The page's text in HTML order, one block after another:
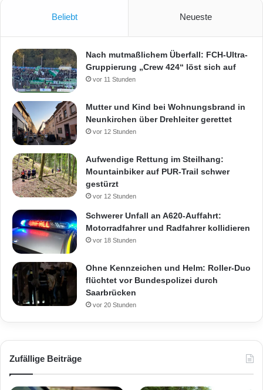
Beliebt Neueste
Nach mutmaßlichem Überfall: FCH-Ultra-
Gruppierung „Crew 424“ löst sich auf
vor 11 Stunden
Mutter und Kind bei Wohnungsbrand in
Neunkirchen über Drehleiter gerettet
vor 12 Stunden
Aufwendige Rettung im Steilhang:
Mountainbiker auf PUR-Trail schwer
gestürzt
vor 12 Stunden
Schwerer Unfall an A620-Auffahrt:
Motorradfahrer und Radfahrer kollidieren
vor 18 Stunden
Ohne Kennzeichen und Helm: Roller-Duo
flüchtet vor Bundespolizei durch
Saarbrücken
vor 20 Stunden
Zufällige Beiträge